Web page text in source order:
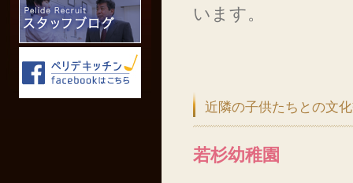
います。
近隣の子供たちとの文
若杉幼稚園